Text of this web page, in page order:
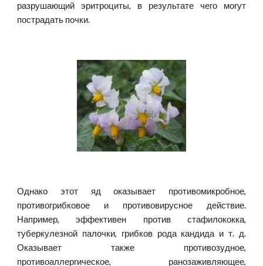
разрушающий эритроциты, в результате чего могут
пострадать почки.
Однако этот яд оказывает противомикробное,
противогрибковое и противовирусное действие.
Например, эффективен против стафилококка,
туберкулезной палочки, грибков рода кандида и т. д.
Оказывает также противозудное,
противоаллергическое, ранозаживляющее,